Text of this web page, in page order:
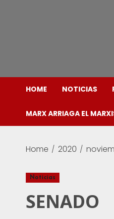
HOME NOTICIAS
MARX ARRIAGA EL
Home 2020
Noticias
SENADO